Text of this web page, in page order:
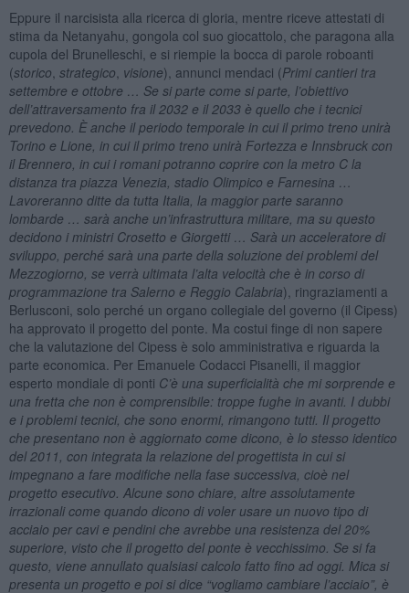
Eppure il narcisista alla ricerca di gloria, mentre riceve attestati di
stima da Netanyahu, gongola col suo giocattolo, che paragona alla
cupola del Brunelleschi, e si riempie la bocca di parole roboanti
(storico strategico visione), annunci mendaci (Primi cantieri tra
settembre e ottobre … Se si parte come si parte, l’obiettivo
dell’attraversamento fra il 2032 e il 2033 è quello che i tecnici
prevedono. È anche il periodo temporale in cui il primo treno unirà
Torino e Lione, in cui il primo treno unirà Fortezza e Innsbruck con
il Brennero, in cui i romani potranno coprire con la metro C la
distanza tra piazza Venezia, stadio Olimpico e Farnesina …
Lavoreranno ditte da tutta Italia, la maggior parte saranno
lombarde … sarà anche un’infrastruttura militare, ma su questo
decidono i ministri Crosetto e Giorgetti … Sarà un acceleratore di
sviluppo, perché sarà una parte della soluzione dei problemi del
Mezzogiorno, se verrà ultimata l’alta velocità che è in corso di
programmazione tra Salerno e Reggio Calabria), ringraziamenti a
Berlusconi, solo perché un organo collegiale del governo (il Cipess)
ha approvato il progetto del ponte. Ma costui finge di non sapere
che la valutazione del Cipess è solo amministrativa e riguarda la
parte economica. Per Emanuele Codacci Pisanelli, il maggior
esperto mondiale di ponti C’è una superficialità che mi sorprende e
una fretta che non è comprensibile: troppe fughe in avanti. I dubbi
e i problemi tecnici, che sono enormi, rimangono tutti. Il progetto
che presentano non è aggiornato come dicono, è lo stesso identico
del 2011, con integrata la relazione del progettista in cui si
impegnano a fare modifiche nella fase successiva, cioè nel
progetto esecutivo. Alcune sono chiare, altre assolutamente
irrazionali come quando dicono di voler usare un nuovo tipo di
acciaio per cavi e pendini che avrebbe una resistenza del 20%
superiore, visto che il progetto del ponte è vecchissimo. Se si fa
questo, viene annullato qualsiasi calcolo fatto fino ad oggi. Mica si
presenta un progetto e poi si dice “vogliamo cambiare l’acciaio”, è